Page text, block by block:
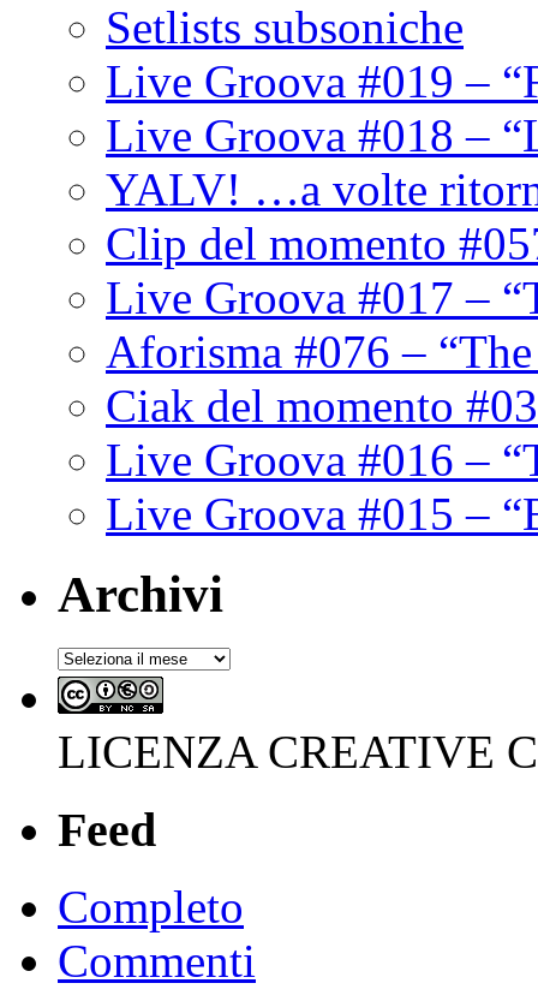
Setlists subsoniche
Live Groova #019 –
Live Groova #018 –
YALV! …a volte
Clip del momento
Live Groova #017 –
Aforisma #076 –
Ciak del momento
Live Groova #016 –
Live Groova #015 –
Archivi
Archivi
LICENZA CREATIVE
Feed
Completo
Commenti